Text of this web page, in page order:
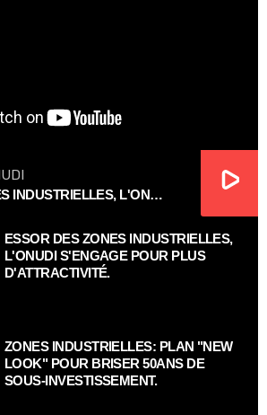
ESSOR DES ZONES INDUSTRIELLES, L'ONUDI S'ENGAGE POUR PLUS D'ATTRACTIVITÉ.
ESSOR DES ZONES INDUSTRIELLES,
L'ONUDI S'ENGAGE POUR PLUS
D'ATTRACTIVITÉ.
ZONES INDUSTRIELLES: PLAN "NEW
LOOK" POUR BRISER 50ANS DE
SOUS-INVESTISSEMENT.